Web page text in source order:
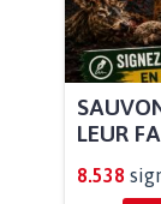
LEUR
8.538